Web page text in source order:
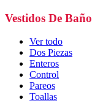
Vestidos De Baño
Ver todo
Dos Piezas
Enteros
Control
Pareos
Toallas